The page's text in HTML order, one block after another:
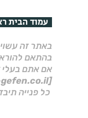
עמוד הבית
באתר זה
בהתאם להוראות סעיף 27א לחוק
אם אתם בעלי
[Manager@gal-gefen.co.il]
כל פנייה